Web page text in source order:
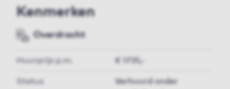
Kenmerken
Overdracht
Huurprijs p.m. € 1735,-
Status
Verhuurd onder